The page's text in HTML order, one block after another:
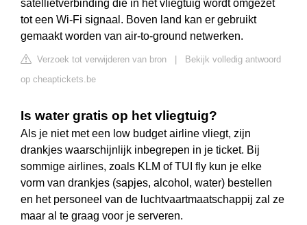
satellietverbinding die in het vliegtuig wordt omgezet
tot een Wi-Fi signaal. Boven land kan er gebruikt
gemaakt worden van air-to-ground netwerken.
Verzoek tot verwijderen van bron
Bekijk volledig antwoord
op cheaptickets.be
Is water gratis op het vliegtuig?
Als je niet met een low budget airline vliegt, zijn
drankjes waarschijnlijk inbegrepen in je ticket. Bij
sommige airlines, zoals KLM of TUI fly kun je elke
vorm van drankjes (sapjes, alcohol, water) bestellen
en het personeel van de luchtvaartmaatschappij zal ze
maar al te graag voor je serveren.